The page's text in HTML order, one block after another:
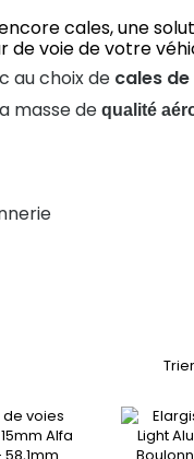
cales, une
de voie de votre
au choix de cales de
masse de qualité